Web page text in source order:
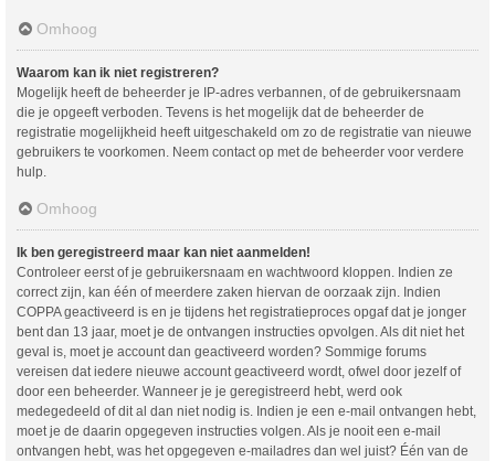
Omhoog
Waarom kan ik niet registreren?
Mogelijk heeft de beheerder je IP-adres verbannen, of de gebruikersnaam
die je opgeeft verboden. Tevens is het mogelijk dat de beheerder de
registratie mogelijkheid heeft uitgeschakeld om zo de registratie van nieuwe
gebruikers te voorkomen. Neem contact op met de beheerder voor verdere
hulp.
Omhoog
Ik ben geregistreerd maar kan niet aanmelden!
Controleer eerst of je gebruikersnaam en wachtwoord kloppen. Indien ze
correct zijn, kan één of meerdere zaken hiervan de oorzaak zijn. Indien
COPPA geactiveerd is en je tijdens het registratieproces opgaf dat je jonger
bent dan 13 jaar, moet je de ontvangen instructies opvolgen. Als dit niet het
geval is, moet je account dan geactiveerd worden? Sommige forums
vereisen dat iedere nieuwe account geactiveerd wordt, ofwel door jezelf of
door een beheerder. Wanneer je je geregistreerd hebt, werd ook
medegedeeld of dit al dan niet nodig is. Indien je een e-mail ontvangen hebt,
moet je de daarin opgegeven instructies volgen. Als je nooit een e-mail
ontvangen hebt, was het opgegeven e-mailadres dan wel juist? Één van de